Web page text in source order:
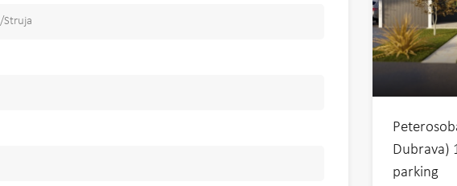
Struja
Dubrava)
parking